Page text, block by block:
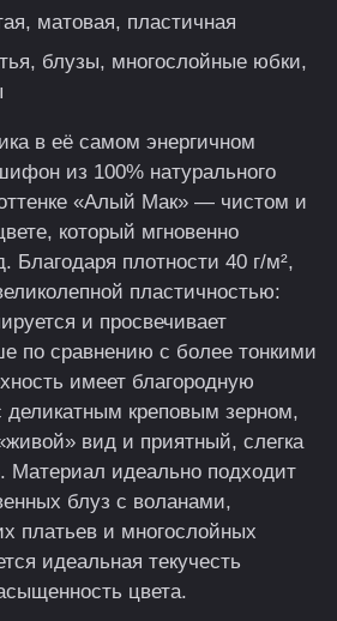
матовая, пластичная
блузы, многослойные юбки,
в её самом энергичном
из 100% натурального
«Алый Мак» — чистом и
который мгновенно
Благодаря плотности 40 г/м²,
пластичностью:
и просвечивает
по сравнению с более тонкими
имеет благородную
креповым зерном,
вид и приятный, слегка
Материал идеально подходит
блуз с воланами,
платьев и многослойных
идеальная текучесть
цвета.